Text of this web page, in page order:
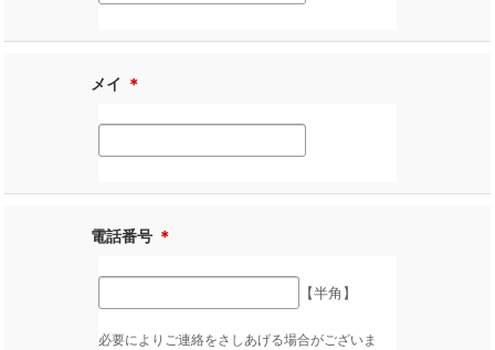
メイ ＊
電話番号 ＊
【半角】
必要によりご連絡をさしあげる場合がございま